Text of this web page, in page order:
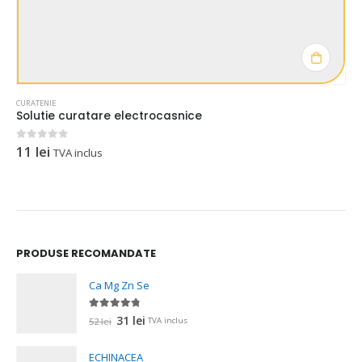
CURATENIE
Solutie curatare electrocasnice
0 out of 5
11 lei TVA inclus
PRODUSE RECOMANDATE
Ca Mg Zn Se
out of 5
52lei Prețul
a
31 lei Prețul
TVA inclus
ECHINACEA